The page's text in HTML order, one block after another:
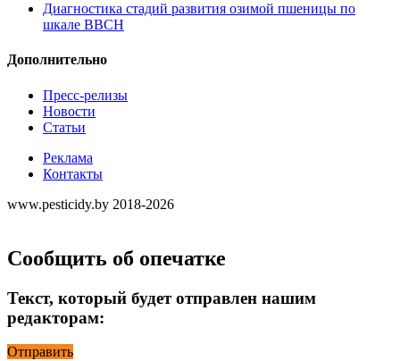
Диагностика стадий развития озимой пшеницы по
шкале ВВСН
Дополнительно
Пресс-релизы
Новости
Статьи
Реклама
Контакты
www.pesticidy.by 2018-2026
Сообщить об опечатке
Текст, который будет отправлен нашим
редакторам:
Отправить